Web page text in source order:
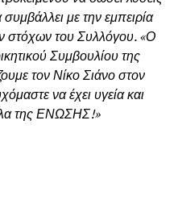
με την εμπειρία
στόχων του Συλλόγου. «Ο
Συμβουλίου της
τον Νίκο Σιάνο στον
να έχει υγεία και
της ΕΝΩΣΗΣ!»